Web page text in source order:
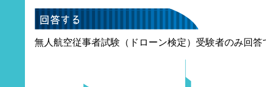
無人航空従事者試験（ドローン検定）受験者のみ回答